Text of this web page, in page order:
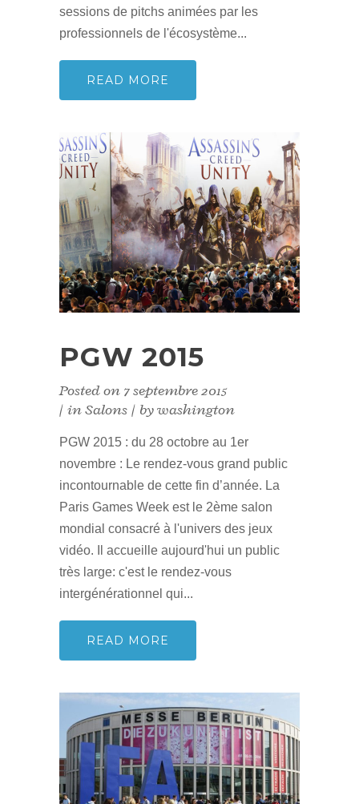
sessions de pitchs animées par les
professionnels de l'écosystème...
READ MORE
PGW 2015
Posted on 7 septembre 2015
inSalons bywashington
PGW 2015 : du 28 octobre au 1er
novembre : Le rendez-vous grand public
incontournable de cette fin d’année. La
Paris Games Week est le 2ème salon
mondial consacré à l'univers des jeux
vidéo. Il accueille aujourd'hui un public
très large: c'est le rendez-vous
intergénérationnel qui...
READ MORE